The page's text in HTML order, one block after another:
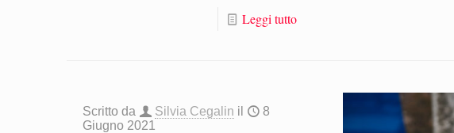
Leggi tutto
Scritto da Silvia Cegalin il
8
Giugno 2021